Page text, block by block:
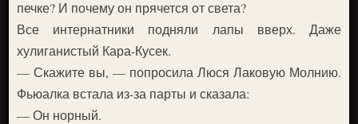
печке? И почему он прячется от света?
Все интернатники подняли лапы вверх. Даже
хулиганистый Кара-Кусек.
— Скажите вы, — попросила Люся Лаковую Молнию.
Фьюалка встала из-за парты и сказала:
— Он норный.